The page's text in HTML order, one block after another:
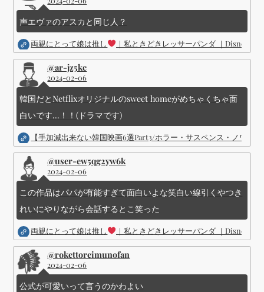
声エヴァのアスカと同じ人？
両親にとって娘は推し ｜私ときどきレッサーパンダ ｜Disney (
@ar-jz5kc
2024-02-06
韓国だとNetflixオリジナルのsweet homeがめちゃくちゃ面
白いです...！！(ドラマです)
【手加減出来ない韓国映画6選Part3/ホラー・サスペンス・ノワー
@user-ew5qg2yw6k
2024-02-06
この作品はパパが有能すぎて面白いよな笑白い線引くやつき
れいにやりながら会話するとこ笑った
両親にとって娘は推し ｜私ときどきレッサーパンダ ｜Disney (
@rokettoreimunofan
2024-02-06
公式が可愛いって言うのかわよい